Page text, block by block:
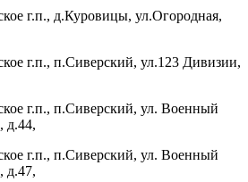
г.п., д.Куровицы, ул.Огородная,
г.п., п.Сиверский, ул.123 Дивизии,
г.п., п.Сиверский, ул. Военный
д.44,
г.п., п.Сиверский, ул. Военный
д.47,